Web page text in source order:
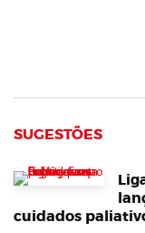
SUGESTÕES
cuidados